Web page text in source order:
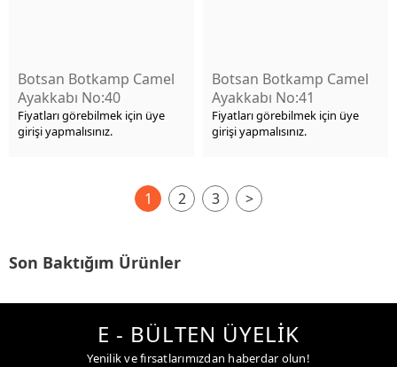
Botsan Botkamp Camel
Ayakkabı No:40
Fiyatları görebilmek için üye
girişi yapmalısınız.
Botsan Botkamp Camel
Ayakkabı No:41
Fiyatları görebilmek için üye
girişi yapmalısınız.
1 2 3 >
Son Baktığım Ürünler
E - BÜLTEN ÜYELİK
Yenilik ve fırsatlarımızdan haberdar olun!